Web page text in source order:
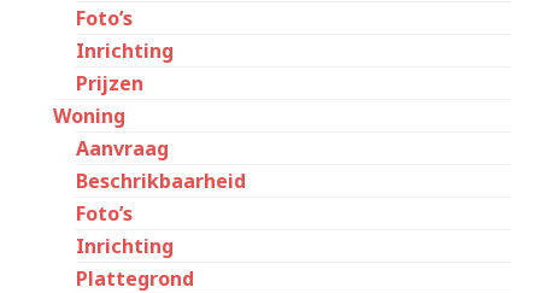
Foto’s
Inrichting
Prijzen
Woning
Aanvraag
Beschrikbaarheid
Foto’s
Inrichting
Plattegrond